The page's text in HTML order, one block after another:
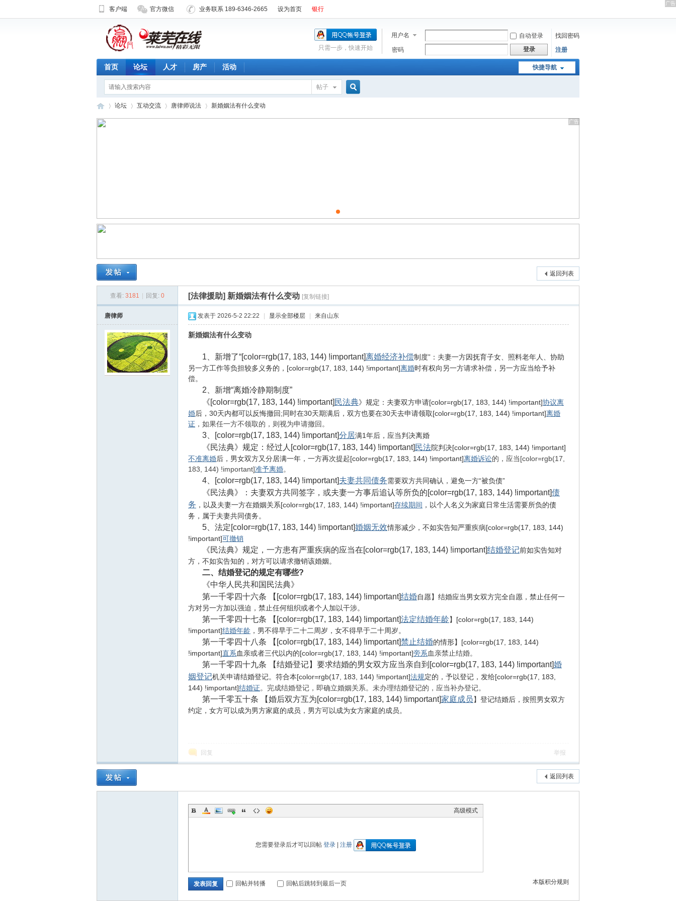
客户端 官方微信 业务联系 189-6346-2665 设为首页 银行
用户名 自动登录
找回密码
密码
登录 注册
只需一步，快速开始
快捷导航
首页 论坛 人才 房产 活动
帖子
论坛 互动交流 唐律师说法 新婚姻法有什么变动
返回列表
查看: 3181 回复: 0 [法律援助] 新婚姻法有什么变动 [复制链接]
唐律师 发表于 2026-5-2 22:22 显示全部楼层 来自山东
新婚姻法有什么变动
1、新增了“[color=rgb(17, 183, 144) !important]离婚经济补偿制度”：夫妻一方因抚育子女、照料老年人、协助
另一方工作等负担较多义务的，[color=rgb(17, 183, 144) !important]离婚时有权向另一方请求补偿，另一方应当给予补
偿。
2、新增“离婚冷静期制度”
《[color=rgb(17, 183, 144) !important] 民法典》规定：夫妻双方申请[color=rgb(17, 183, 144) !important]协议离
婚后，30天内都可以反悔撤回;同时在30天期满后，双方也要在30天去申请领取[color=rgb(17, 183, 144) !important]离婚
证 ，如果任一方不领取的，则视为申请撤回。
3、[color=rgb(17, 183, 144) !important]分居满1年后，应当判决离婚
《民法典》规定：经过人[color=rgb(17, 183, 144) !important] 民法院判决[color=rgb(17, 183, 144) !important]
不准离婚后，男女双方又分居满一年，一方再次提起[color=rgb(17, 183, 144) !important]离婚诉讼的，应当[color=rgb(17,
183, 144) !important]准予离婚。
4、[color=rgb(17, 183, 144) !important]夫妻共同债务需要双方共同确认，避免一方“被负债”
《民法典》：夫妻双方共同签字，或夫妻一方事后追认等所负的[color=rgb(17, 183, 144) !important]债
务 ，以及夫妻一方在婚姻关系[color=rgb(17, 183, 144) !important]存续期间 ，以个人名义为家庭日常生活需要所负的债
务，属于夫妻共同债务。
5、法定[color=rgb(17, 183, 144) !important]婚姻无效情形减少，不如实告知严重疾病[color=rgb(17, 183, 144)
!important]可撤销
《民法典》规定，一方患有严重疾病的应当在[color=rgb(17, 183, 144) !important]结婚登记前如实告知对
方，不如实告知的，对方可以请求撤销该婚姻。
二、结婚登记的规定有哪些?
《中华人民共和国民法典》
第一千零四十六条 【[color=rgb(17, 183, 144) !important]结婚自愿】结婚应当男女双方完全自愿，禁止任何一
方对另一方加以强迫，禁止任何组织或者个人加以干涉。
第一千零四十七条 【[color=rgb(17, 183, 144) !important]法定结婚年龄】[color=rgb(17, 183, 144)
!important]结婚年龄 ，男不得早于二十二周岁，女不得早于二十周岁。
第一千零四十八条 【[color=rgb(17, 183, 144) !important]禁止结婚的情形】[color=rgb(17, 183, 144)
!important]直系血亲或者三代以内的[color=rgb(17, 183, 144) !important]旁系血亲禁止结婚。
第一千零四十九条 【结婚登记】要求结婚的男女双方应当亲自到[color=rgb(17, 183, 144) !important]婚
姻登记机关申请结婚登记。符合本[color=rgb(17, 183, 144) !important]法规定的，予以登记，发给[color=rgb(17, 183,
144) !important]结婚证。完成结婚登记，即确立婚姻关系。未办理结婚登记的，应当补办登记。
第一千零五十条 【婚后双方互为[color=rgb(17, 183, 144) !important]家庭成员】登记结婚后，按照男女双方
约定，女方可以成为男方家庭的成员，男方可以成为女方家庭的成员。
回复 举报
返回列表
高级模式
您需要登录后才可以回帖 登录 注册
本版积分规则
发表回复 回帖并转播 回帖后跳转到最后一页